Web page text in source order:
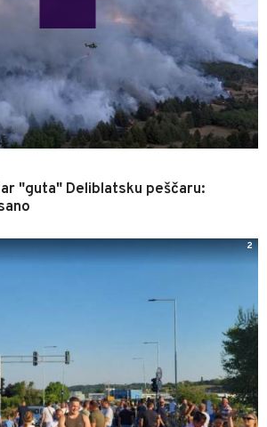
"guta" Deliblatsku peščaru:
2